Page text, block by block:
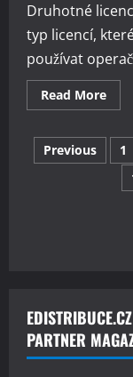
Druhotné
typ licencí,
používat
Read MoreRead
more
jsou
příspěvků
Previous 1
PARTNER